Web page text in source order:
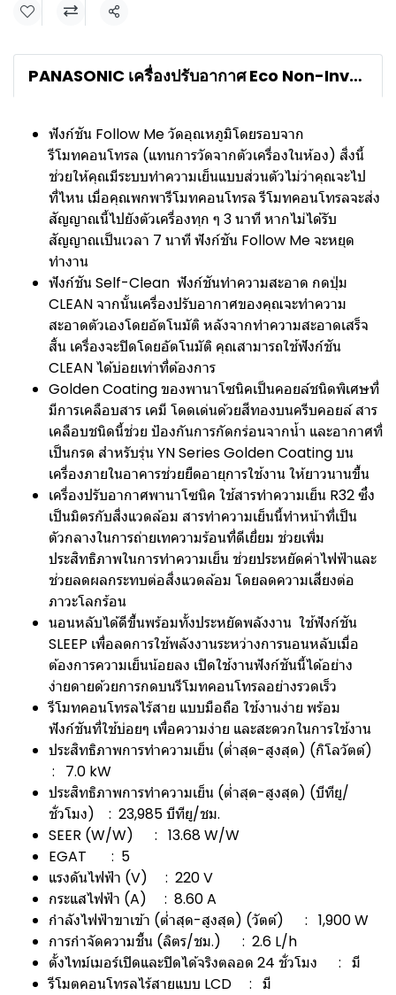
แชร์
PANASONIC เครื่องปรับอากาศ Eco Non-Inverter YN Seriesรุ่น CS/CU-YN24YKT
ฟังก์ชัน Follow Me วัดอุณหภูมิโดยรอบจาก
รีโมทคอนโทรล (แทนการวัดจากตัวเครื่องในห้อง) สิ่งนี้
ช่วยให้คุณมีระบบทำความเย็นแบบส่วนตัวไม่ว่าคุณจะไป
ที่ไหน เมื่อคุณพกพารีโมทคอนโทรล รีโมทคอนโทรลจะส่ง
สัญญาณนี้ไปยังตัวเครื่องทุก ๆ 3 นาที หากไม่ได้รับ
สัญญาณเป็นเวลา 7 นาที ฟังก์ชัน Follow Me จะหยุด
ทำงาน
ฟังก์ชัน Self-Clean ฟังก์ชันทำความสะอาด กดปุ่ม
CLEAN จากนั้นเครื่องปรับอากาศของคุณจะทำความ
สะอาดตัวเองโดยอัตโนมัติ หลังจากทำความสะอาดเสร็จ
สิ้น เครื่องจะปิดโดยอัตโนมัติ คุณสามารถใช้ฟังก์ชัน
CLEAN ได้บ่อยเท่าที่ต้องการ
Golden Coating ของพานาโซนิคเป็นคอยล์ชนิดพิเศษที่
มีการเคลือบสาร เคมี โดดเด่นด้วยสีทองบนครีบคอยล์ สาร
เคลือบชนิดนี้ช่วย ป้องกันการกัดกร่อนจากน้ำ และอากาศที่
เป็นกรด สำหรับรุ่น YN Series Golden Coating บน
เครื่องภายในอาคารช่วยยืดอายุการใช้งาน ให้ยาวนานขึ้น
เครื่องปรับอากาศพานาโซนิค ใช้สารทำความเย็น R32 ซึ่ง
เป็นมิตรกับสิ่งแวดล้อม สารทำความเย็นนี้ทำหน้าที่เป็น
ตัวกลางในการถ่ายเทความร้อนที่ดีเยี่ยม ช่วยเพิ่ม
ประสิทธิภาพในการทำความเย็น ช่วยประหยัดค่าไฟฟ้าและ
ช่วยลดผลกระทบต่อสิ่งแวดล้อม โดยลดความเสี่ยงต่อ
ภาวะโลกร้อน
นอนหลับได้ดีขึ้นพร้อมทั้งประหยัดพลังงาน ใช้ฟังก์ชัน
SLEEP เพื่อลดการใช้พลังงานระหว่างการนอนหลับเมื่อ
ต้องการความเย็นน้อยลง เปิดใช้งานฟังก์ชันนี้ได้อย่าง
ง่ายดายด้วยการกดบนรีโมทคอนโทรลอย่างรวดเร็ว
รีโมทคอนโทรลไร้สาย แบบมือถือ ใช้งานง่าย พร้อม
ฟังก์ชันที่ใช้บ่อยๆ เพื่อความง่าย และสะดวกในการใช้งาน
ประสิทธิภาพการทำความเย็น (ต่ำสุด-สูงสุด) (กิโลวัตต์)
: 7.0 kW
ประสิทธิภาพการทำความเย็น (ต่ำสุด-สูงสุด) (บีทียู/
ชั่วโมง) : 23,985 บีทียู/ชม.
SEER (W/W) : 13.68 W/W
EGAT : 5
แรงดันไฟฟ้า (V) : 220 V
กระแสไฟฟ้า (A) : 8.60 A
กำลังไฟฟ้าขาเข้า (ต่ำสุด-สูงสุด) (วัตต์) : 1,900 W
การกำจัดความชื้น (ลิตร/ชม.) : 2.6 L/h
ตั้งไทม์เมอร์เปิดและปิดได้จริงตลอด 24 ชั่วโมง : มี
รีโมตคอนโทรลไร้สายแบบ LCD : มี